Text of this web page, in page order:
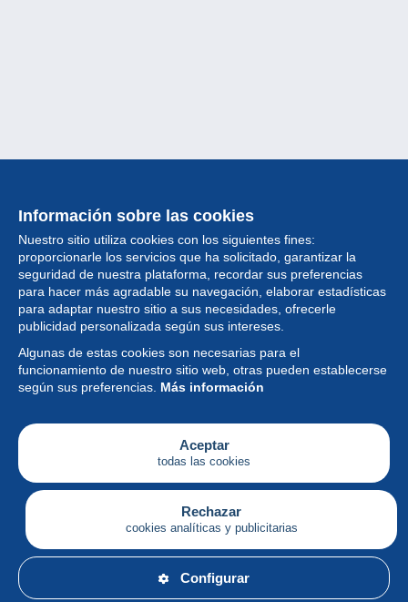
Información sobre las cookies
Nuestro sitio utiliza cookies con los siguientes fines:
proporcionarle los servicios que ha solicitado, garantizar la
seguridad de nuestra plataforma, recordar sus preferencias
para hacer más agradable su navegación, elaborar estadísticas
para adaptar nuestro sitio a sus necesidades, ofrecerle
publicidad personalizada según sus intereses.
Algunas de estas cookies son necesarias para el
funcionamiento de nuestro sitio web, otras pueden establecerse
según sus preferencias. Más información
Aceptar
todas las cookies
Rechazar
cookies analíticas y publicitarias
Configurar
Colección
Noticias
Funcionalidad
Empresa
Servicios
Escribir
Español